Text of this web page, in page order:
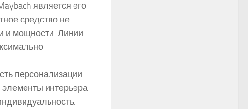
является его
средство не
и мощности. Линии
персонализации.
элементы интерьера